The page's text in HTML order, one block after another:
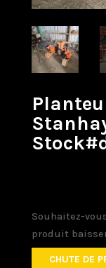
Souhaitez-
produit
CHUTE DE